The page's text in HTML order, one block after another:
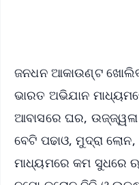
ଜନଧନ ଆକାଉଣ୍ଟ
ଭାରତ ଅଭିଯାନ
ଆବାସରେ ଘର, ଉଜ୍ଜ୍ୱଳା
ବେଟି ପଢାଓ, ମୁଦ୍ରା
ମାଧ୍ୟମରେ କମ ସୁଧରେ